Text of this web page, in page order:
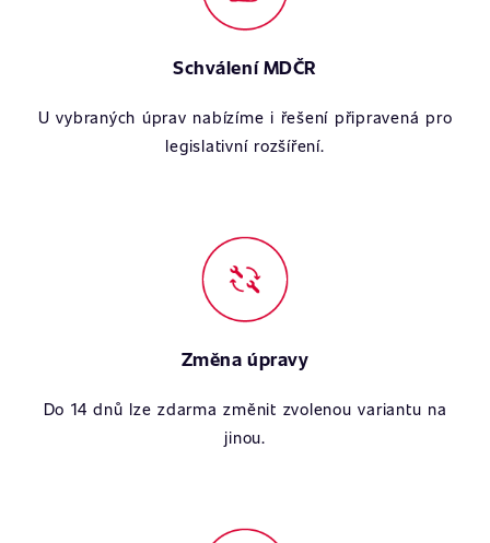
Schválení MDČR
U vybraných úprav nabízíme i řešení připravená pro
legislativní rozšíření.
Změna úpravy
Do 14 dnů lze zdarma změnit zvolenou variantu na
jinou.